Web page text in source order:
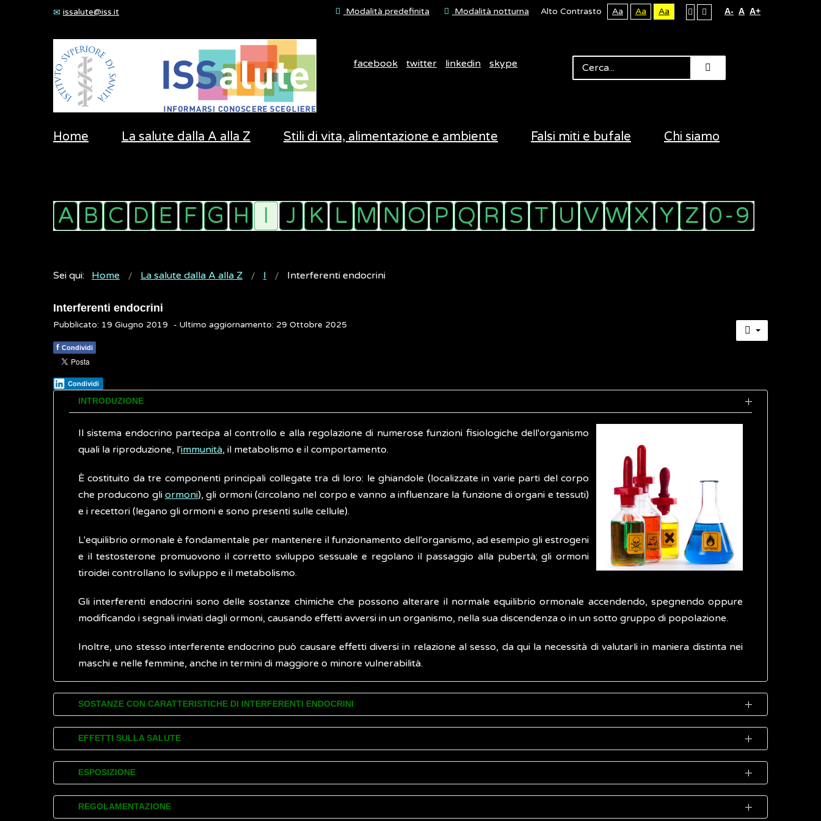
issalute@iss.it Modalità predefinita Modalità notturna Alto Contrasto Aa Aa Aa A- A A+
facebook twitter linkedin skype
Home La salute dalla A alla Z Stili di vita, alimentazione e ambiente Falsi miti e bufale Chi siamo
Sei qui: Home La salute dalla A alla Z I Interferenti endocrini
Interferenti endocrini
Pubblicato: 19 Giugno 2019 - Ultimo aggiornamento: 29 Ottobre 2025
f Condividi
Condividi
INTRODUZIONE
Il sistema endocrino partecipa al controllo e alla regolazione di numerose funzioni fisiologiche dell'organismo
quali la riproduzione, l'immunità, il metabolismo e il comportamento.
È costituito da tre componenti principali collegate tra di loro: le ghiandole (localizzate in varie parti del corpo
che producono gli ormoni), gli ormoni (circolano nel corpo e vanno a influenzare la funzione di organi e tessuti)
e i recettori (legano gli ormoni e sono presenti sulle cellule).
L'equilibrio ormonale è fondamentale per mantenere il funzionamento dell'organismo, ad esempio gli estrogeni
e il testosterone promuovono il corretto sviluppo sessuale e regolano il passaggio alla pubertà; gli ormoni
tiroidei controllano lo sviluppo e il metabolismo.
Gli interferenti endocrini sono delle sostanze chimiche che possono alterare il normale equilibrio ormonale accendendo, spegnendo oppure
modificando i segnali inviati dagli ormoni, causando effetti avversi in un organismo, nella sua discendenza o in un sotto gruppo di popolazione.
Inoltre, uno stesso interferente endocrino può causare effetti diversi in relazione al sesso, da qui la necessità di valutarli in maniera distinta nei
maschi e nelle femmine, anche in termini di maggiore o minore vulnerabilità.
SOSTANZE CON CARATTERISTICHE DI INTERFERENTI ENDOCRINI
Sostanze con caratteristiche di interferenti endocrini sono molte e possono essere suddivise in diverse classi:
sostanze chimiche di sintesi
prodotti medicali e di consumo
EFFETTI SULLA SALUTE
Gli interferenti endocrini possono agire attraverso diversi meccanismi:
indurre la risposta cellulare in tempi sbagliati o in quantità eccessiva (effetto agonistico)
ESPOSIZIONE
La popolazione e l'ambiente possono essere esposti agli interferenti endocrini derivati da diverse sorgenti.
REGOLAMENTAZIONE